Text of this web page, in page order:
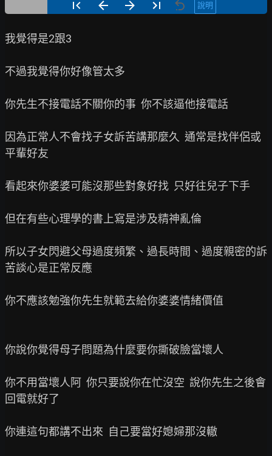
說明
我覺得是2跟3
不過我覺得你好像管太多
你先生不接電話不關你的事  你不該逼他接電話
因為正常人不會找子女訴苦講那麼久  通常是找伴侶或
平輩好友
看起來你婆婆可能沒那些對象好找  只好往兒子下手
但在有些心理學的書上寫是涉及精神亂倫
所以子女閃避父母過度頻繁、過長時間、過度親密的訴
苦談心是正常反應
你不應該勉強你先生就範去給你婆婆情緒價值
你說你覺得母子問題為什麼要你撕破臉當壞人
你不用當壞人阿  你只要說你在忙沒空  說你先生之後會
回電就好了
你連這句都講不出來  自己要當好媳婦那沒轍